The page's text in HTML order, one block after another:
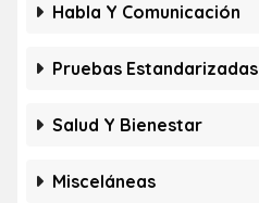
Habla Y Comunicación
Pruebas Estandarizadas
Salud Y Bienestar
Misceláneas